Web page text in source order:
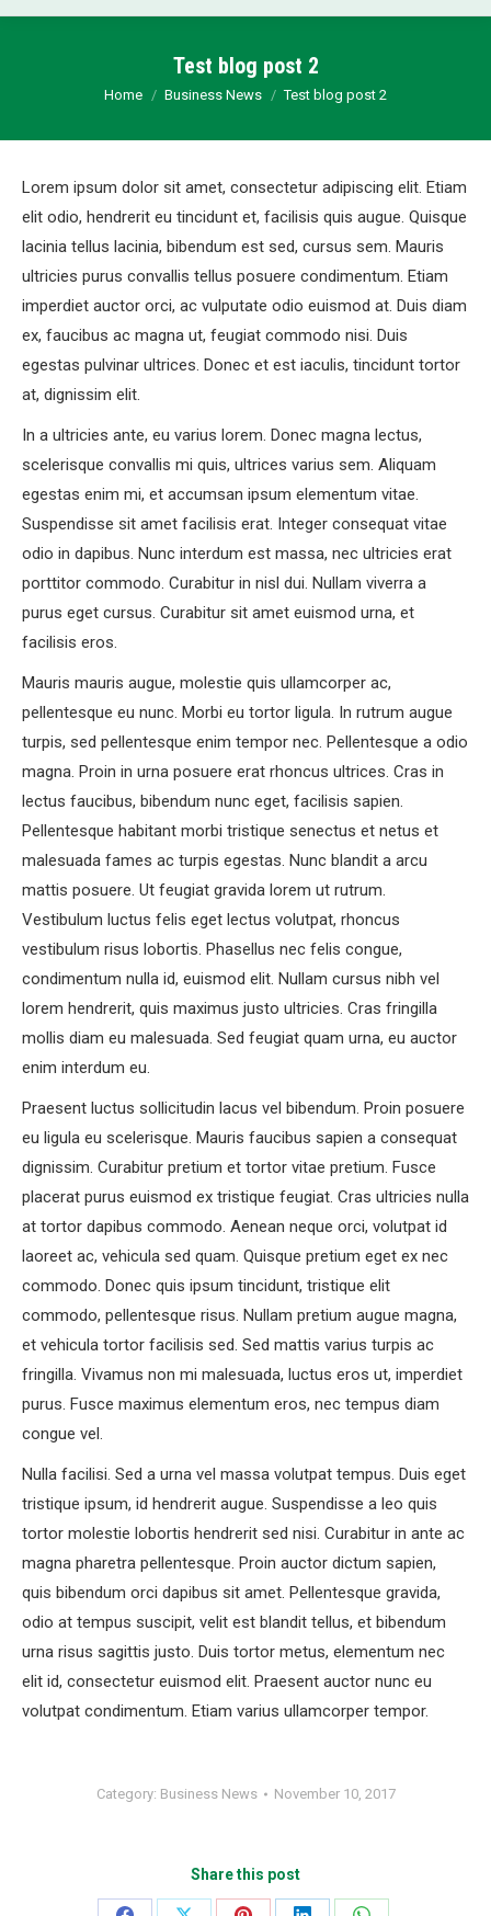
Test blog post 2
You are here:
Home Business News Test blog post 2
Lorem ipsum dolor sit amet, consectetur adipiscing elit. Etiam
elit odio, hendrerit eu tincidunt et, facilisis quis augue. Quisque
lacinia tellus lacinia, bibendum est sed, cursus sem. Mauris
ultricies purus convallis tellus posuere condimentum. Etiam
imperdiet auctor orci, ac vulputate odio euismod at. Duis diam
ex, faucibus ac magna ut, feugiat commodo nisi. Duis
egestas pulvinar ultrices. Donec et est iaculis, tincidunt tortor
at, dignissim elit.
In a ultricies ante, eu varius lorem. Donec magna lectus,
scelerisque convallis mi quis, ultrices varius sem. Aliquam
egestas enim mi, et accumsan ipsum elementum vitae.
Suspendisse sit amet facilisis erat. Integer consequat vitae
odio in dapibus. Nunc interdum est massa, nec ultricies erat
porttitor commodo. Curabitur in nisl dui. Nullam viverra a
purus eget cursus. Curabitur sit amet euismod urna, et
facilisis eros.
Mauris mauris augue, molestie quis ullamcorper ac,
pellentesque eu nunc. Morbi eu tortor ligula. In rutrum augue
turpis, sed pellentesque enim tempor nec. Pellentesque a odio
magna. Proin in urna posuere erat rhoncus ultrices. Cras in
lectus faucibus, bibendum nunc eget, facilisis sapien.
Pellentesque habitant morbi tristique senectus et netus et
malesuada fames ac turpis egestas. Nunc blandit a arcu
mattis posuere. Ut feugiat gravida lorem ut rutrum.
Vestibulum luctus felis eget lectus volutpat, rhoncus
vestibulum risus lobortis. Phasellus nec felis congue,
condimentum nulla id, euismod elit. Nullam cursus nibh vel
lorem hendrerit, quis maximus justo ultricies. Cras fringilla
mollis diam eu malesuada. Sed feugiat quam urna, eu auctor
enim interdum eu.
Praesent luctus sollicitudin lacus vel bibendum. Proin posuere
eu ligula eu scelerisque. Mauris faucibus sapien a consequat
dignissim. Curabitur pretium et tortor vitae pretium. Fusce
placerat purus euismod ex tristique feugiat. Cras ultricies nulla
at tortor dapibus commodo. Aenean neque orci, volutpat id
laoreet ac, vehicula sed quam. Quisque pretium eget ex nec
commodo. Donec quis ipsum tincidunt, tristique elit
commodo, pellentesque risus. Nullam pretium augue magna,
et vehicula tortor facilisis sed. Sed mattis varius turpis ac
fringilla. Vivamus non mi malesuada, luctus eros ut, imperdiet
purus. Fusce maximus elementum eros, nec tempus diam
congue vel.
Nulla facilisi. Sed a urna vel massa volutpat tempus. Duis eget
tristique ipsum, id hendrerit augue. Suspendisse a leo quis
tortor molestie lobortis hendrerit sed nisi. Curabitur in ante ac
magna pharetra pellentesque. Proin auctor dictum sapien,
quis bibendum orci dapibus sit amet. Pellentesque gravida,
odio at tempus suscipit, velit est blandit tellus, et bibendum
urna risus sagittis justo. Duis tortor metus, elementum nec
elit id, consectetur euismod elit. Praesent auctor nunc eu
volutpat condimentum. Etiam varius ullamcorper tempor.
Category: Business News November 10, 2017
Share this post